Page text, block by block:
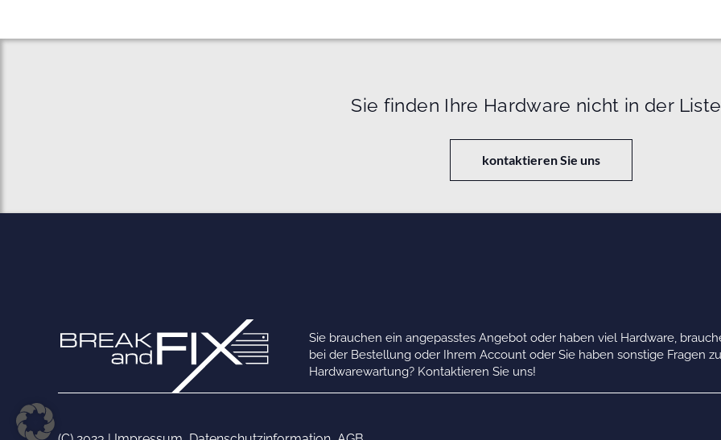
Sie finden Ihre Hardware nicht in der
kontaktieren Sie uns
Sie brauchen ein angepasstes Angebot oder haben viel Hardware,
bei der Bestellung oder Ihrem Account oder Sie haben sonstige Fragen zu
Hardwarewartung? Kontaktieren Sie uns!